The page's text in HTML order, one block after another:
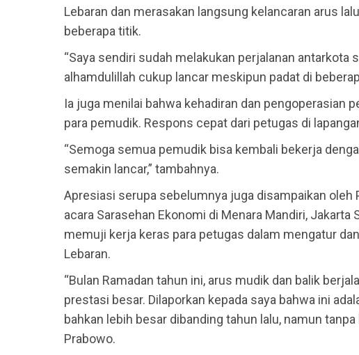
Lebaran dan merasakan langsung kelancaran arus
beberapa titik.
“Saya sendiri sudah melakukan perjalanan antarkota
alhamdulillah cukup lancar meskipun padat di
Ia juga menilai bahwa kehadiran dan pengoperasian
para pemudik. Respons cepat dari petugas di
“Semoga semua pemudik bisa kembali bekerja
semakin lancar,” tambahnya.
Apresiasi serupa sebelumnya juga disampaikan oleh
acara Sarasehan Ekonomi di Menara Mandiri,
memuji kerja keras para petugas dalam mengatur
Lebaran.
“Bulan Ramadan tahun ini, arus mudik dan balik
prestasi besar. Dilaporkan kepada saya bahwa ini
bahkan lebih besar dibanding tahun lalu, namun
Prabowo.